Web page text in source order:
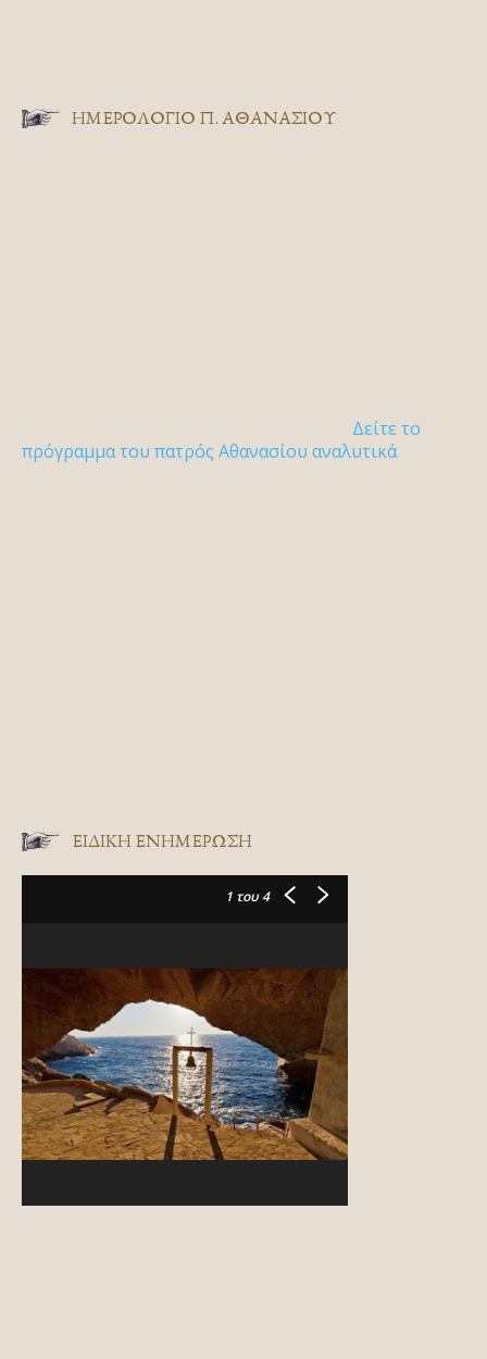
ΗΜΕΡΟΛΟΓΙΟ Π. ΑΘΑΝΑΣΙΟΥ
Δείτε το
πρόγραμμα του πατρός Αθανασίου αναλυτικά
ΕΙΔΙΚΉ ΕΝΗΜΈΡΩΣΗ
1 του 4